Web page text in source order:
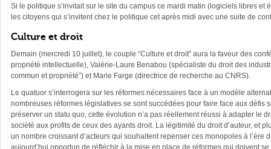
Si le politique s’invitait sur le site du campus ce mardi matin (logiciels libres
les citoyens qui s’invitent chez le politique cet après midi avec une suite de
Culture et droit
Demain (mercredi 10 juillet), le couple “Culture et droit” aura la faveur des
propriété intellectuelle), Valérie-Laure Benabou (spécialiste du droit des
commun et propriété”) et Marie Farge (directrice de recherche au CNRS).
Le quatuor s’interrogera sur les réformes nécessaires face à un modèle
nombreuses réformes législatives se sont succédées pour faire face aux
préserver un statu quo, cette évolution n’a pas réellement réussi à adapter le
société aux profits de ceux des ayants droit. La légitimité du droit d’auteur, et
un nombre croissant d’acteurs qui souhaitent repenser ces monopoles à
aujourd’hui opportun de réfléchir à la mise en place de réformes qui doivent